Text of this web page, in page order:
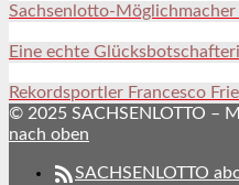
Sachsenlotto-
Eine echte
Rekordsportler Francesco
© 2025 SACHSENLOTTO –
nach oben
SACHSENLOTTO